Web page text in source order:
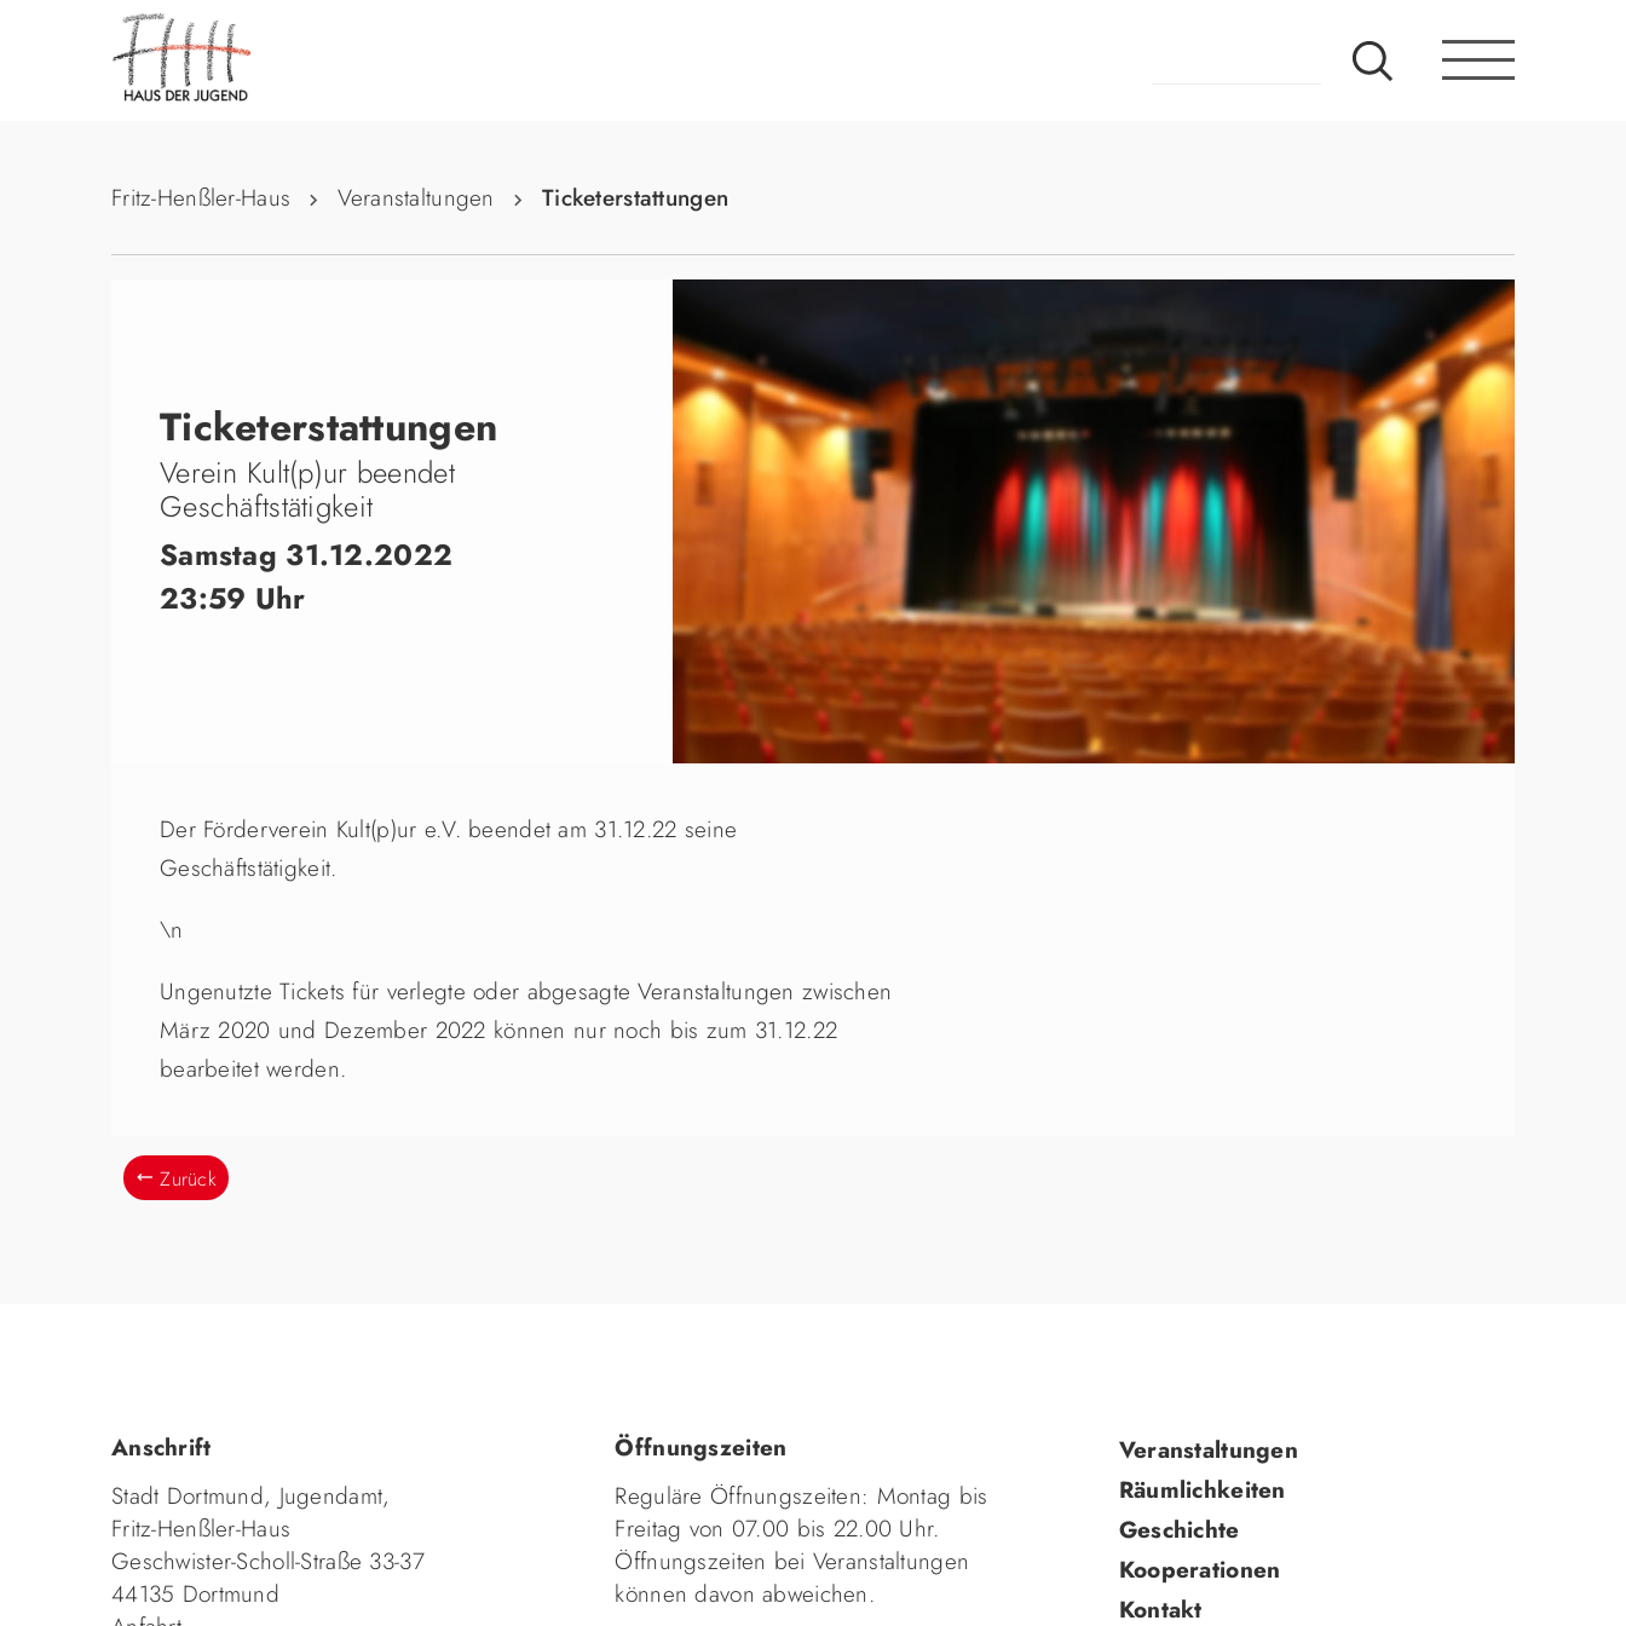
Fritz-Henßler-Haus Veranstaltungen Ticketerstattungen
Ticketerstattungen
Verein Kult(p)ur beendet
Geschäftstätigkeit
Samstag 31.12.2022
23:59 Uhr
Der Förderverein Kult(p)ur e.V. beendet am 31.12.22 seine
Geschäftstätigkeit.
\n
Ungenutzte Tickets für verlegte oder abgesagte Veranstaltungen zwischen
März 2020 und Dezember 2022 können nur noch bis zum 31.12.22
bearbeitet werden.
Zurück
Anschrift
Stadt Dortmund, Jugendamt,
Fritz-Henßler-Haus
Geschwister-Scholl-Straße 33-37
44135 Dortmund
Öffnungszeiten
Reguläre Öffnungszeiten: Montag bis
Freitag von 07.00 bis 22.00 Uhr.
Öffnungszeiten bei Veranstaltungen
können davon abweichen.
Navigation
überspringen
Veranstaltungen
Räumlichkeiten
Geschichte
Kooperationen
Kontakt